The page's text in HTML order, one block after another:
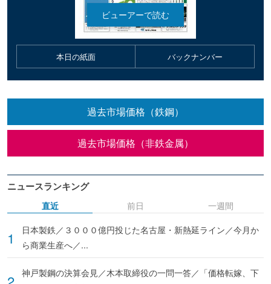
本日の紙面 バックナンバー
過去市場価格（鉄鋼）
過去市場価格（非鉄金属）
ニュースランキング
直近
日本製鉄／３０００億円投じた名古屋・新熱延ライン／今月か
ら商業生産へ／...
神戸製鋼の決算会見／木本取締役の一問一答／「価格転嫁、下
前日 一週間